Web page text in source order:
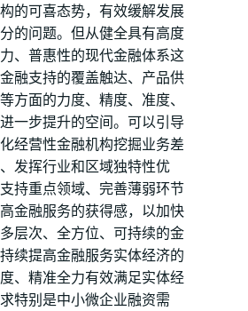
的可喜态势，有效缓解发展
的问题。但从健全具有高度
、普惠性的现代金融体系这
融支持的覆盖触达、产品供
方面的力度、精度、准度、
一步提升的空间。可以引导
经营性金融机构挖掘业务差
发挥行业和区域独特性优
持重点领域、完善薄弱环节
金融服务的获得感，以加快
层次、全方位、可持续的金
续提高金融服务实体经济的
、精准全力有效满足实体经
特别是中小微企业融资需